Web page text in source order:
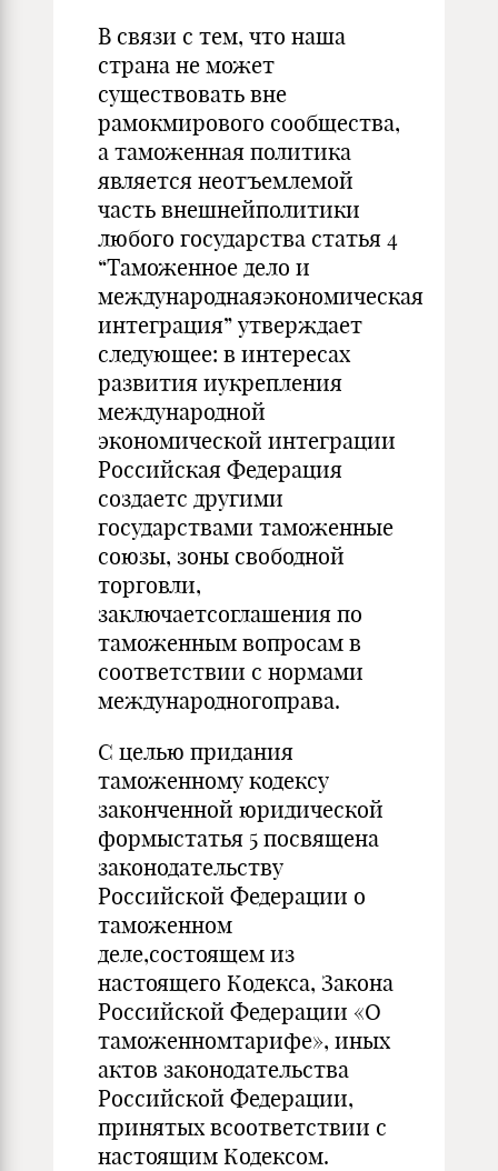
В связи с тем, что наша
страна не может
существовать вне
рамокмирового сообщества,
а таможенная политика
является неотъемлемой
часть внешнейполитики
любого государства статья 4
“Таможенное дело и
международнаяэкономическая
интеграция” утверждает
следующее: в интересах
развития иукрепления
международной
экономической интеграции
Российская Федерация
создаетс другими
государствами таможенные
союзы, зоны свободной
торговли,
заключаетсоглашения по
таможенным вопросам в
соответствии с нормами
международногоправа.
С целью придания
таможенному кодексу
законченной юридической
формыстатья 5 посвящена
законодательству
Российской Федерации о
таможенном
деле,состоящем из
настоящего Кодекса, Закона
Российской Федерации «О
таможенномтарифе», иных
актов законодательства
Российской Федерации,
принятых всоответствии с
настоящим Кодексом.